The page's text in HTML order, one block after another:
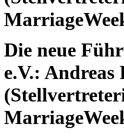
Die neue
e.V.: Andreas